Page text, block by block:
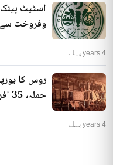
اسٹیٹ
وفروخت سے
4 years پہلے
روس کا
حملہ، 35 افراد ہلاک
4 years پہلے